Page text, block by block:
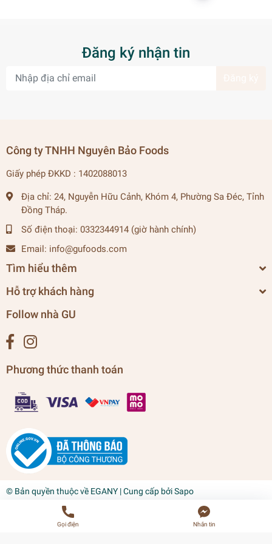
Đăng ký nhận tin
Công ty TNHH Nguyên Bảo Foods
Giấy phép ĐKKD : 1402088013
Địa chỉ: 24, Nguyễn Hữu Cảnh, Khóm 4, Phường Sa Đéc, Tỉnh
Đồng Tháp.
Số điện thoại: 0332344914 (giờ hành chính)
Email: info@gufoods.com
Tìm hiểu thêm
Hỗ trợ khách hàng
Follow nhà GU
Phương thức thanh toán
© Bản quyền thuộc về EGANY | Cung cấp bởiSapo
Gọi điện Nhắn tin